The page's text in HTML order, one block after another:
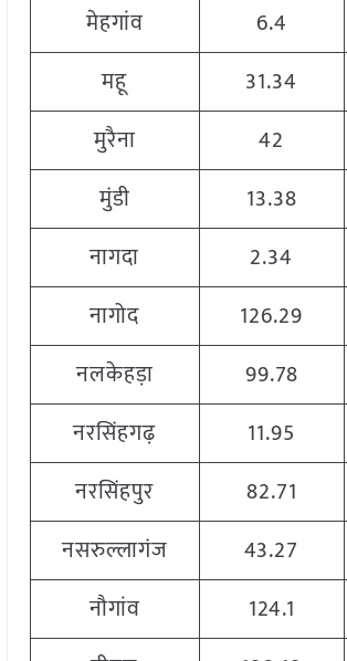
मेहगांव
6.4
महू
31.34
मुरैना
42
मुंडी
13.38
नागदा
2.34
नागोद
126.29
नलकेहड़ा
99.78
नरसिंहगढ़
11.95
नरसिंहपुर
82.71
नसरुल्लागंज
43.27
नौगांव
124.1